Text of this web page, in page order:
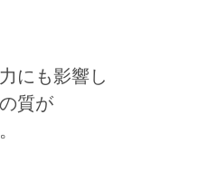
にも影響し
質が